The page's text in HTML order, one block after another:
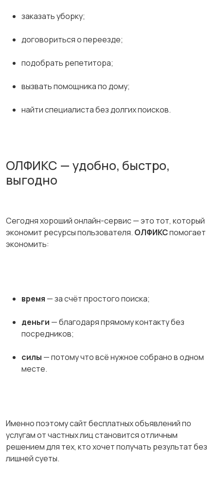
заказать уборку;
договориться о переезде;
подобрать репетитора;
вызвать помощника по дому;
найти специалиста без долгих поисков.
ОЛФИКС — удобно, быстро,
выгодно
Сегодня хороший онлайн-сервис — это тот, который
экономит ресурсы пользователя. ОЛФИКСпомогает
экономить:
время — за счёт простого поиска;
деньги — благодаря прямому контакту без
посредников;
силы — потому что всё нужное собрано в одном
месте.
Именно поэтому сайт бесплатных объявлений по
услугам от частных лиц становится отличным
решением для тех, кто хочет получать результат без
лишней суеты.